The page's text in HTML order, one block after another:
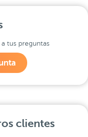
tus preguntas
clientes